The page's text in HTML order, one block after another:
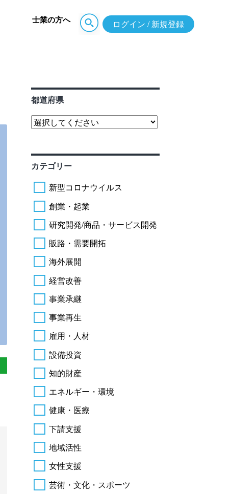
士業の方へ ログイン / 新規登録
都道府県
カテゴリー
新型コロナウイルス
創業・起業
研究開発/商品・サービス開発
販路・需要開拓
海外展開
経営改善
事業承継
事業再生
雇用・人材
設備投資
知的財産
エネルギー・環境
健康・医療
下請支援
地域活性
女性支援
芸術・文化・スポーツ